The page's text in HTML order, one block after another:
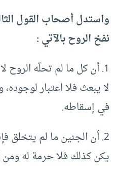
واستدل أصحاب القول
نفخ الروح بالآتي :
1. أن كل ما لم تحلّه الروح
لا يبعث فلا اعتبار
في إسقاطه.
2. أن الجنين ما لم يتخلق
يكن كذلك فلا حرمة له